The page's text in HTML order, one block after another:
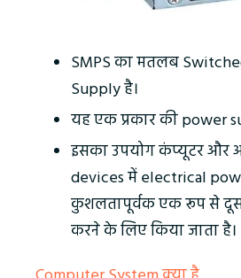
SMPS का मतलब
Supply है।
यह एक प्रकार की power
इसका उपयोग कंप्यूटर और
devices में electrical
कुशलतापूर्वक एक रूप से
करने के लिए किया जाता है।